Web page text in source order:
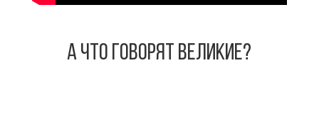
А что говорят великие?